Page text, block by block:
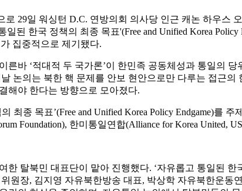
29일 워싱턴 D.C. 연방의회 의사당 인근 캐논 하우스
일된 한국 정책의 최종 목표'(Free and Unified Korea
집중적으로 제기됐다.
른바 ‘적대적 두 국가론’이 한민족 공동체성과 통일의
논의는 북한 핵 문제를 안보 현안으로만 다루는 접근
해야 한다는 방향으로 모아졌다.
최종 목표’(Free and Unified Korea Policy Endgame)를
Foundation), 한미통일연합(Alliance for Korea United,
한 탈북민 대표단이 맡아 진행했다. ‘자유롭고 통일된
원장, 김지영 자유북한방송 대표, 박상학 자유북한운